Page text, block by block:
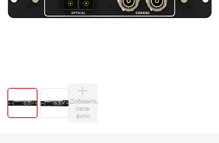
Добавить
свое
фото